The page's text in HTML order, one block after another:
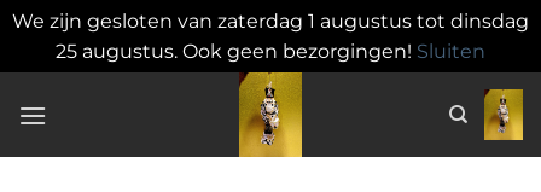
We zijn gesloten van zaterdag 1 augustus tot dinsdag
25 augustus. Ook geen bezorgingen! Sluiten
naar